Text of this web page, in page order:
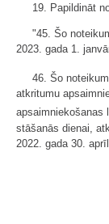
19. Papildināt
"45. Šo
2023. gada 1.
46. Šo
atkritumu
apsaimniekošanas
stāšanās dienai,
2022. gada 30.